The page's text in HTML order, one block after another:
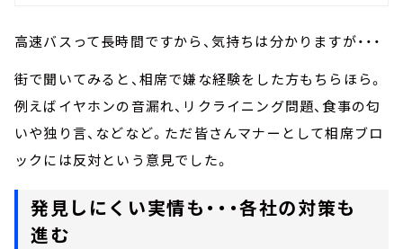
高速バスって長時間ですから、気持ちは分かりますが・・・
街で聞いてみると、相席で嫌な経験をした方もちらほら。
例えばイヤホンの音漏れ、リクライニング問題、食事の匂
いや独り言、などなど。ただ皆さんマナーとして相席ブロ
ックには反対という意見でした。
発見しにくい実情も・・・各社の対策も
進む